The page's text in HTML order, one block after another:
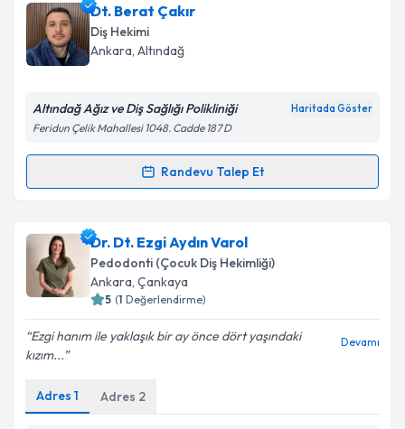
Dt. Açelya Neroğluiçin randevu takvimi talebi
oluşturun. Size bu uzmandan randevu almanız için bir
takvim hazırlandığında e-posta ile bilgilendireceğiz.
Kişisel verilerimin işlenmesine ilişkin
Metni'ni okudum ve kişisel verilerimin belirtilen
Takvim Talebini Gönder
Dt. Berat Çakır
Diş Hekimi
Ankara, Altındağ
Altındağ Ağız ve Diş Sağlığı Polikliniği Haritada Göster
Feridun Çelik Mahallesi 1048. Cadde 187 D
Randevu Talep Et
Randevu Takvimi Talebi
Dt. Berat Çakıriçin randevu takvimi talebi oluşturun.
Size bu uzmandan randevu almanız için bir takvim
hazırlandığında e-posta ile bilgilendireceğiz.
Kişisel verilerimin işlenmesine ilişkin
Metni'ni okudum ve kişisel verilerimin belirtilen
Dr. Dt. Ezgi Aydın Varol
Pedodonti (Çocuk Diş Hekimliği)
Ankara, Çankaya
5 (1 Değerlendirme)
Ezgi hanım ile yaklaşık bir ay önce dört yaşındaki
kızım...
Devamı
Adres 1 Adres 2